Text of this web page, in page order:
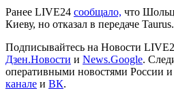
Ранее LIVE24 сообщало, что
Киеву, но отказал в передаче Taurus.
Подписывайтесь на Новости
Дзен.Новости и News.Google.
оперативными новостями России
канале и ВК.